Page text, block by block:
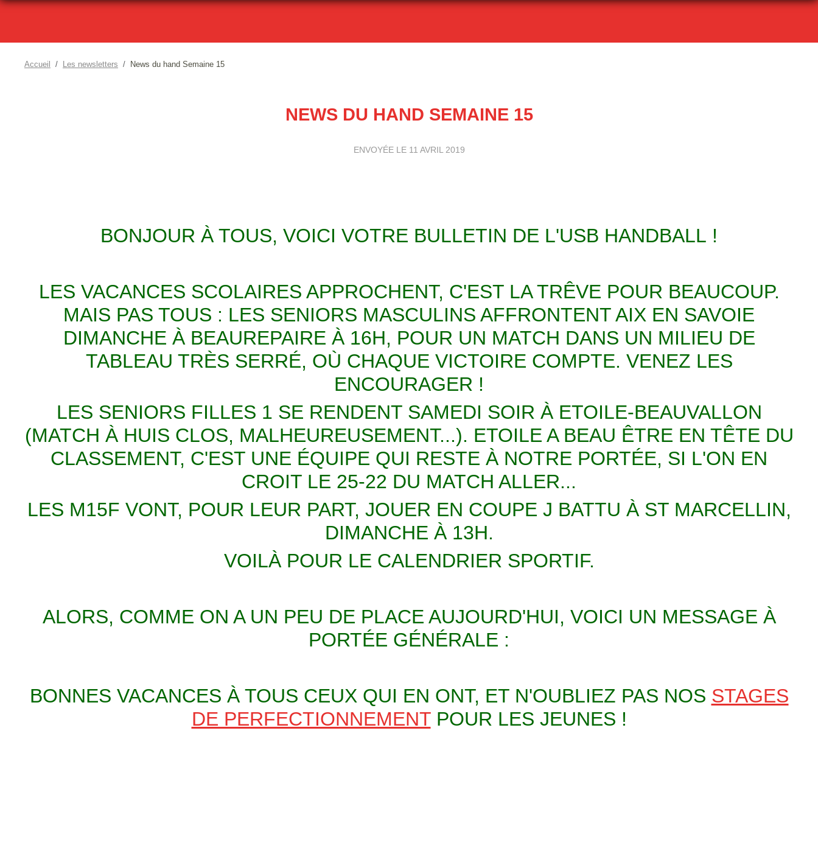
Accueil Les newsletters News du hand Semaine 15
NEWS DU HAND SEMAINE 15
ENVOYÉE LE 11 AVRIL 2019
BONJOUR À TOUS, VOICI VOTRE BULLETIN DE L'USB HANDBALL !
LES VACANCES SCOLAIRES APPROCHENT, C'EST LA TRÊVE POUR BEAUCOUP.
MAIS PAS TOUS : LES SENIORS MASCULINS AFFRONTENT AIX EN SAVOIE
DIMANCHE À BEAUREPAIRE À 16H, POUR UN MATCH DANS UN MILIEU DE
TABLEAU TRÈS SERRÉ, OÙ CHAQUE VICTOIRE COMPTE. VENEZ LES
ENCOURAGER !
LES SENIORS FILLES 1 SE RENDENT SAMEDI SOIR À ETOILE-BEAUVALLON
(MATCH À HUIS CLOS, MALHEUREUSEMENT...). ETOILE A BEAU ÊTRE EN TÊTE DU
CLASSEMENT, C'EST UNE ÉQUIPE QUI RESTE À NOTRE PORTÉE, SI L'ON EN
CROIT LE 25-22 DU MATCH ALLER...
LES M15F VONT, POUR LEUR PART, JOUER EN COUPE J BATTU À ST MARCELLIN,
DIMANCHE À 13H.
VOILÀ POUR LE CALENDRIER SPORTIF.
ALORS, COMME ON A UN PEU DE PLACE AUJOURD'HUI, VOICI UN MESSAGE À
PORTÉE GÉNÉRALE :
BONNES VACANCES À TOUS CEUX QUI EN ONT, ET N'OUBLIEZ PAS NOS STAGES
DE PERFECTIONNEMENTPOUR LES JEUNES !